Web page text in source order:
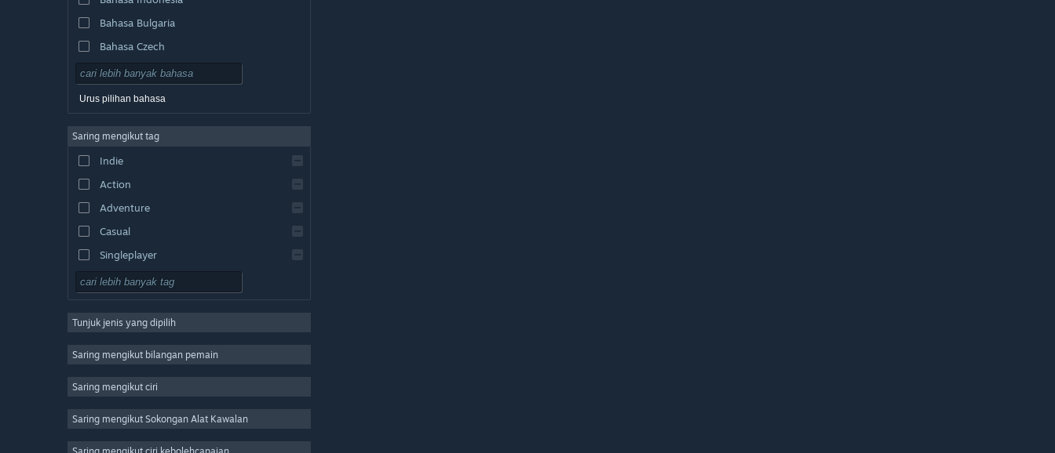
Bahasa Bulgaria
Bahasa Czech
Bahasa Denmark
Bahasa Jerman
Bahasa Sepanyol – Sepanyol
Bahasa Sepanyol – Amerika Latin
Bahasa Greek
Urus pilihan bahasa
Saring mengikut tag
Indie
Action
Adventure
Casual
Singleplayer
Simulation
Strategy
3D
Free to Play
Tunjuk jenis yang dipilih
Saring mengikut bilangan pemain
Saring mengikut ciri
Saring mengikut Sokongan Alat Kawalan